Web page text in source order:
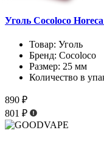
Уголь Cocoloco
Товар: Уголь
Бренд: Cocoloco
Размер: 25 мм
Количество в
890 ₽
801 ₽